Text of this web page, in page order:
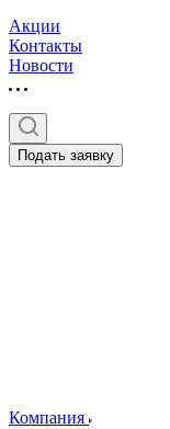
Акции
Контакты
Новости
Подать заявку
Компания